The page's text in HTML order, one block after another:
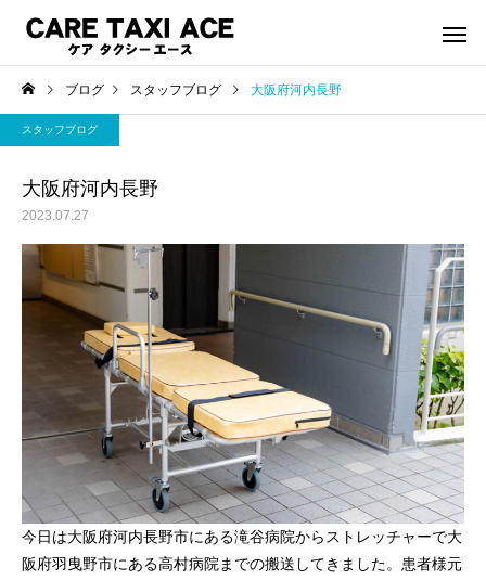
介護タクシー 救援事
スタッフブログ
夜間介護タクシーご利用
緊急搬送された後介護
シーご利用で帰宅
ブログ スタッフブログ 大阪府河内長野
スタッフブログ
大阪府河内長野
2023.07.27
今日は大阪府河内長野市にある滝谷病院からストレッチャーで大
阪府羽曳野市にある高村病院までの搬送してきました。患者様元